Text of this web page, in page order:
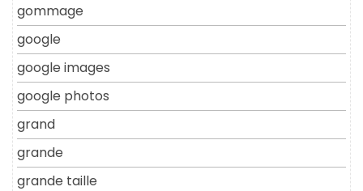
gommage
google
google images
google photos
grand
grande
grande taille